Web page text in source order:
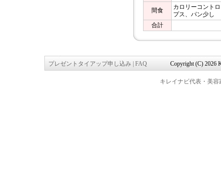
間食
カロリーコント
プス、パン少し
合計
プレゼントタイアップ申し込み FAQ Copyright (C) 2026
キレイナビ代表・美